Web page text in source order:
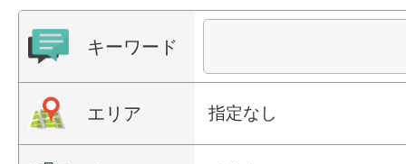
キーワード
エリア 指定なし